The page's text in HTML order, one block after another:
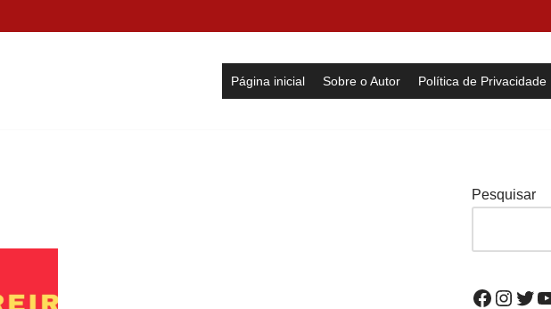
Página inicial Sobre o Autor Política de Privacidade
Pesquisar